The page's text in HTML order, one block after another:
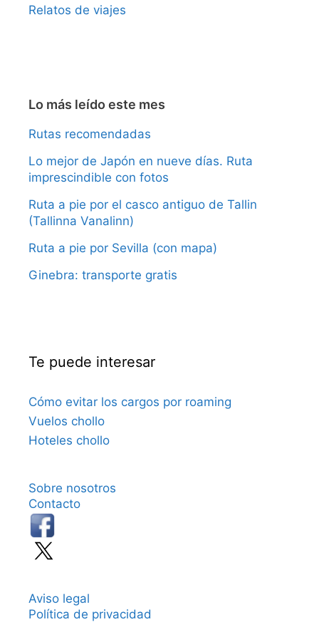
Relatos de viajes
Lo más leído este mes
Rutas recomendadas
Lo mejor de Japón en nueve días. Ruta
imprescindible con fotos
Ruta a pie por el casco antiguo de Tallin
(Tallinna Vanalinn)
Ruta a pie por Sevilla (con mapa)
Ginebra: transporte gratis
Te puede interesar
Cómo evitar los cargos por roaming
Vuelos chollo
Hoteles chollo
Sobre nosotros
Contacto
Aviso legal
Política de privacidad